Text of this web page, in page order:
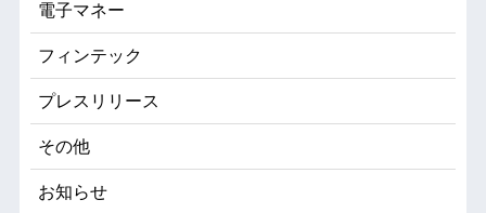
電子マネー
フィンテック
プレスリリース
その他
お知らせ